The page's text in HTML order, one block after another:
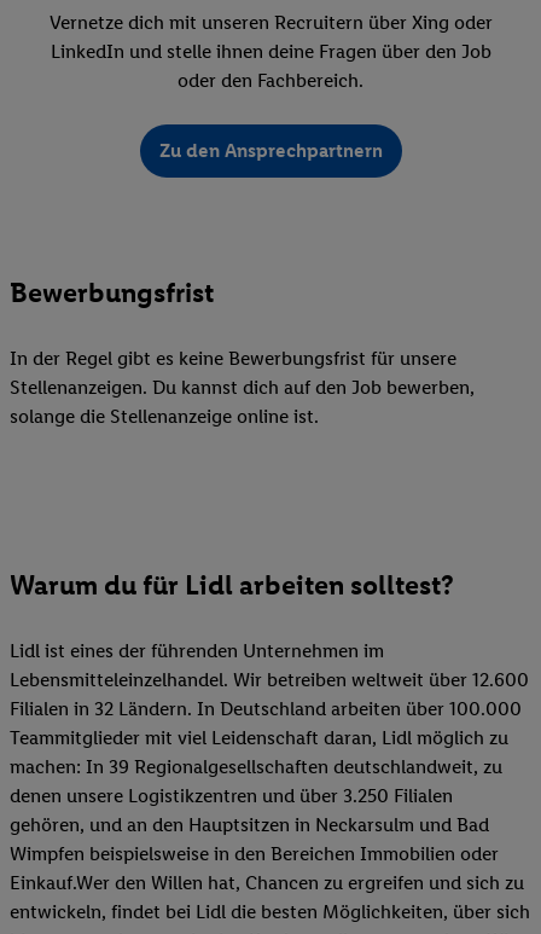
Vernetze dich mit unseren Recruitern über Xing oder
LinkedIn und stelle ihnen deine Fragen über den Job
oder den Fachbereich.
Zu den Ansprechpartnern
Bewerbungsfrist
In der Regel gibt es keine Bewerbungsfrist für unsere
Stellenanzeigen. Du kannst dich auf den Job bewerben,
solange die Stellenanzeige online ist.
Warum du für Lidl arbeiten solltest?
Lidl ist eines der führenden Unternehmen im
Lebensmitteleinzelhandel. Wir betreiben weltweit über 12.600
Filialen in 32 Ländern. In Deutschland arbeiten über 100.000
Teammitglieder mit viel Leidenschaft daran, Lidl möglich zu
machen: In 39 Regionalgesellschaften deutschlandweit, zu
denen unsere Logistikzentren und über 3.250 Filialen
gehören, und an den Hauptsitzen in Neckarsulm und Bad
Wimpfen beispielsweise in den Bereichen Immobilien oder
Einkauf.Wer den Willen hat, Chancen zu ergreifen und sich zu
entwickeln, findet bei Lidl die besten Möglichkeiten, über sich